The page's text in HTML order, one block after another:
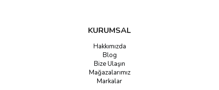
KURUMSAL
Hakkımızda
Blog
Bize Ulaşın
Mağazalarımız
Markalar